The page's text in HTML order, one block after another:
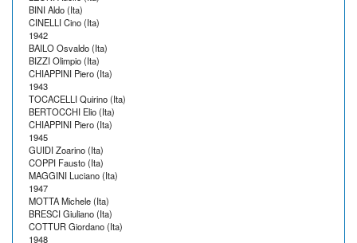
BINI Aldo (Ita)
CINELLI Cino (Ita)
1942
BAILO Osvaldo (Ita)
BIZZI Olimpio (Ita)
CHIAPPINI Piero (Ita)
1943
TOCACELLI Quirino (Ita)
BERTOCCHI Elio (Ita)
CHIAPPINI Piero (Ita)
1945
GUIDI Zoarino (Ita)
COPPI Fausto (Ita)
MAGGINI Luciano (Ita)
1947
MOTTA Michele (Ita)
BRESCI Giuliano (Ita)
COTTUR Giordano (Ita)
1948